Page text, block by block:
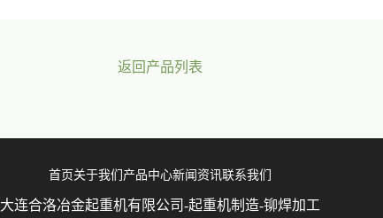
返回产品列表
首页 关于我们 产品中心新闻资讯联系我们
大连合洛冶金起重机有限公司-起重机制造-铆焊加工